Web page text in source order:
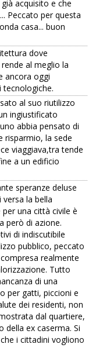
acquisito e che
Peccato per questa
casa... buon
dove
al meglio la
ancora oggi
al suo riutilizzo
ingiustificato
abbia pensato di
risparmio, la sede
viaggiava,tra tende
a un edificio
speranze deluse
la bella
una città civile è
però di azione.
di indiscutibile
pubblico, peccato
realmente
Tutto
di una
per gatti, piccioni e
dei residenti, non
dal quartiere,
della ex caserma. Si
i cittadini vogliono